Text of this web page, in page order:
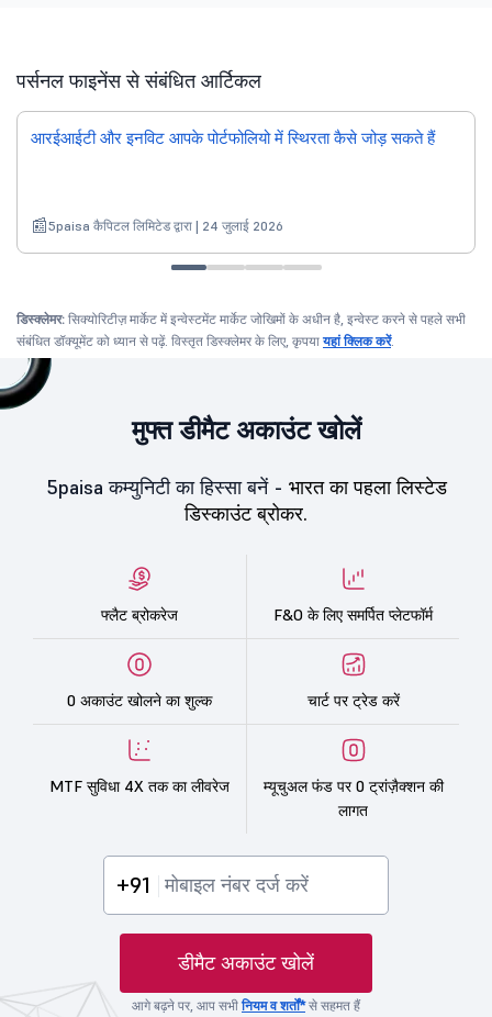
पर्सनल फाइनेंस से संबंधित आर्टिकल
आरईआईटी और इनविट आपके पोर्टफोलियो में स्थिरता कैसे जोड़ सकते हैं
5paisa कैपिटल लिमिटेड द्वारा | 24 जुलाई 2026
डिस्क्लेमर: सिक्योरिटीज़ मार्केट में इन्वेस्टमेंट मार्केट जोखिमों के अधीन है, इन्वेस्ट करने से पहले सभी
संबंधित डॉक्यूमेंट को ध्यान से पढ़ें. विस्तृत डिस्क्लेमर के लिए, कृपयायहां क्लिक करें.
मुफ्त डीमैट अकाउंट खोलें
5paisa कम्युनिटी का हिस्सा बनें - भारत का पहला लिस्टेड
डिस्काउंट ब्रोकर.
फ्लैट ब्रोकरेज F&O के लिए समर्पित प्लेटफॉर्म
0 अकाउंट खोलने का शुल्क चार्ट पर ट्रेड करें
MTF सुविधा 4X तक का लीवरेज
म्यूचुअल फंड पर 0 ट्रांज़ैक्शन की
लागत
+91
डीमैट अकाउंट खोलें
आगे बढ़ने पर, आप सभीनियम व शर्तों*से सहमत हैं